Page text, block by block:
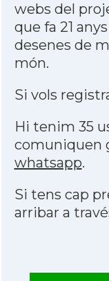
webs del
que fa 21
desenes de
món.
Si vols
Hi tenim 35
comuniquen
whatsapp.
Si tens cap
arribar a